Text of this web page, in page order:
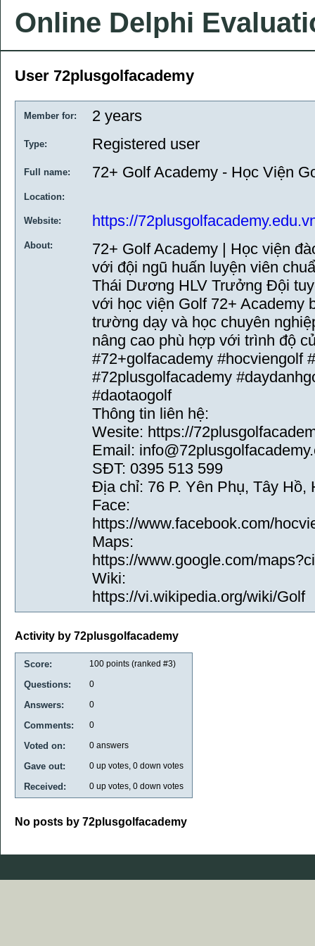
Online Delphi
User 72plusgolfacademy
Member for: 2 years
Type: Registered user
Full name: 72+ Golf Academy - Học Viện
Location:
Website: https://
About:
72+ Golf Academy | Học viện
với đội ngũ huấn luyện viên
Thái Dương HLV Trưởng Đội
với học viện Golf 72+ Academy
trường dạy và học chuyên
nâng cao phù hợp với trình độ
#72+golfacademy #hocviengolf
#72plusgolfacademy
#daotaogolf
Thông tin liên hệ:
Wesite: https://
Email:
SĐT: 0395 513 599
Địa chỉ: 76 P. Yên Phụ, Tây Hồ,
Face:
https://www.facebook.com/
Maps:
https://www.google.com/
Wiki:
https://vi.wikipedia.org/wiki/Golf
Activity by 72plusgolfacademy
Score: 100 points (ranked #3)
Questions: 0
Answers: 0
Comments: 0
Voted on: 0 answers
Gave out: 0 up votes, 0 down votes
Received: 0 up votes, 0 down votes
No posts by 72plusgolfacademy